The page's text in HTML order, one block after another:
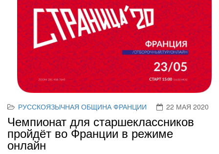
РУССКОЯЗЫЧНАЯ ОБЩИНА ФРАНЦИИ 22 МАЯ 2020
Чемпионат для старшеклассников
пройдёт во Франции в режиме
онлайн